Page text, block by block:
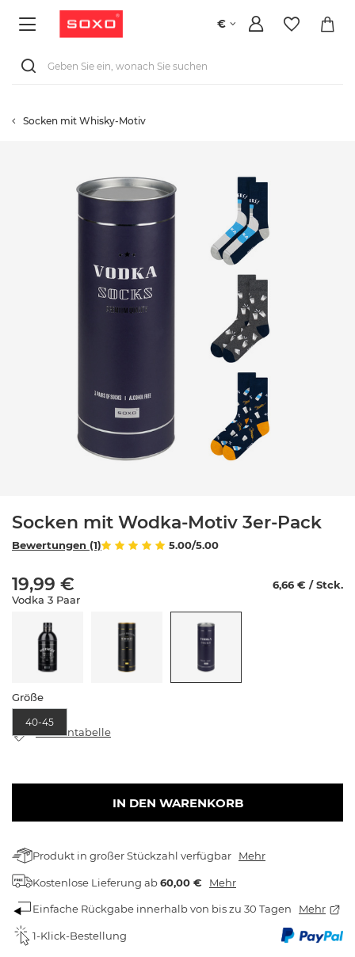
€
Socken mit Whisky-Motiv
Socken mit Wodka-Motiv 3er-Pack
5.00/5.00
Bewertungen (1)
19,99 €
6,66 € / Stck.
Vodka 3 Paar
Größe
40-45
Größentabelle
IN DEN WARENKORB
Produkt in großer Stückzahl verfügbar Mehr
Kostenlose Lieferung ab60,00 € Mehr
Einfache Rückgabe innerhalb von bis zu 30 Tagen Mehr
1-Klick-Bestellung